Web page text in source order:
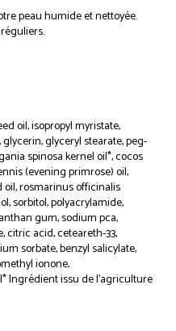
peau humide et nettoyée.
oil, isopropyl myristate,
glyceryl stearate, peg-
spinosa kernel oil*, cocos
(evening primrose) oil,
rosmarinus officinalis
sorbitol, polyacrylamide,
gum, sodium pca,
citric acid, ceteareth-33,
sorbate, benzyl salicylate,
ionone,
Ingrédient issu de l’agriculture